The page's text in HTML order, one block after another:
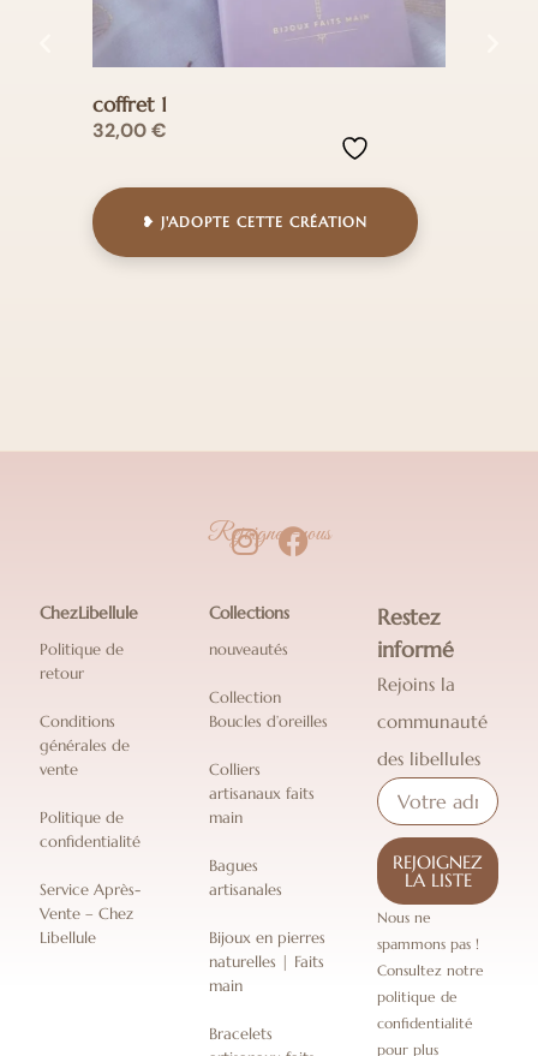
coffret 1
32,00€
❥ J'ADOPTE CETTE CRÉATION
Rejoignez-nous
ChezLibellule
Politique de
retour
Conditions
générales de
vente
Politique de
confidentialité
Service Après-
Vente – Chez
Libellule
Collections
nouveautés
Collection
Boucles d’oreilles
Colliers
artisanaux faits
main
Bagues
artisanales
Bijoux en pierres
naturelles | Faits
main
Bracelets
Restez
informé
Rejoins la
communauté
des libellules
REJOIGNEZ
LA LISTE
Nous ne
spammons pas !
Consultez notre
politique de
confidentialité
pour plus